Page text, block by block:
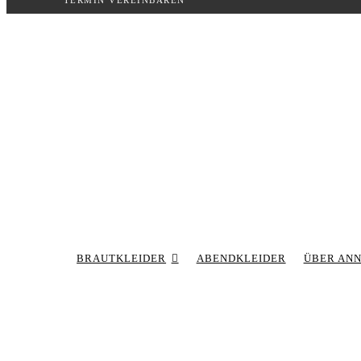
Inhalt
BRAUTKLEIDER ABENDKLEIDER ÜBER